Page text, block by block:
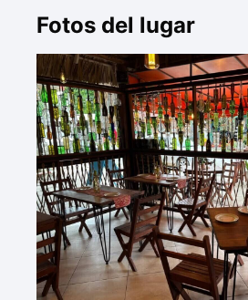
Fotos del lugar